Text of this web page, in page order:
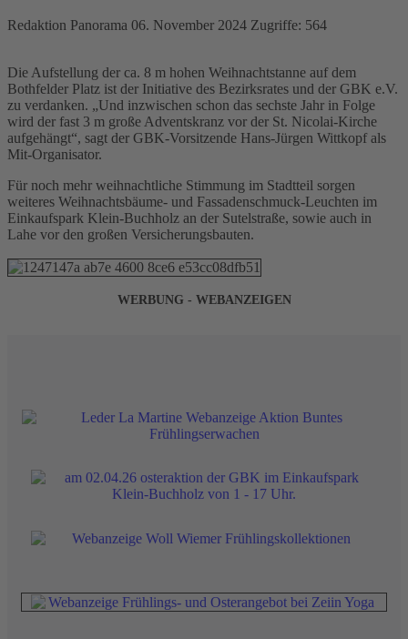
Redaktion Panorama 06. November 2024 Zugriffe: 564
Die Aufstellung der ca. 8 m hohen Weihnachtstanne auf dem
Bothfelder Platz ist der Initiative des Bezirksrates und der GBK e.V.
zu verdanken. „Und inzwischen schon das sechste Jahr in Folge
wird der fast 3 m große Adventskranz vor der St. Nicolai-Kirche
aufgehängt“, sagt der GBK-Vorsitzende Hans-Jürgen Wittkopf als
Mit-Organisator.
Für noch mehr weihnachtliche Stimmung im Stadtteil sorgen
weiteres Weihnachtsbäume- und Fassadenschmuck-Leuchten im
Einkaufspark Klein-Buchholz an der Sutelstraße, sowie auch in
Lahe vor den großen Versicherungsbauten.
WERBUNG - WEBANZEIGEN